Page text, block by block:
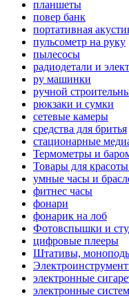
планшеты
повер банк
портативная
пульсометр на руку
пылесосы
радиодетали и
ру машинки
ручной
рюкзаки и сумки
сетевые камеры
средства для бритья
стационарные
Термометры и
Товары для
умные часы и
фитнес часы
фонари
фонарик на лоб
Фотовспышки и
цифровые плееры
Штативы,
электронные
электронные